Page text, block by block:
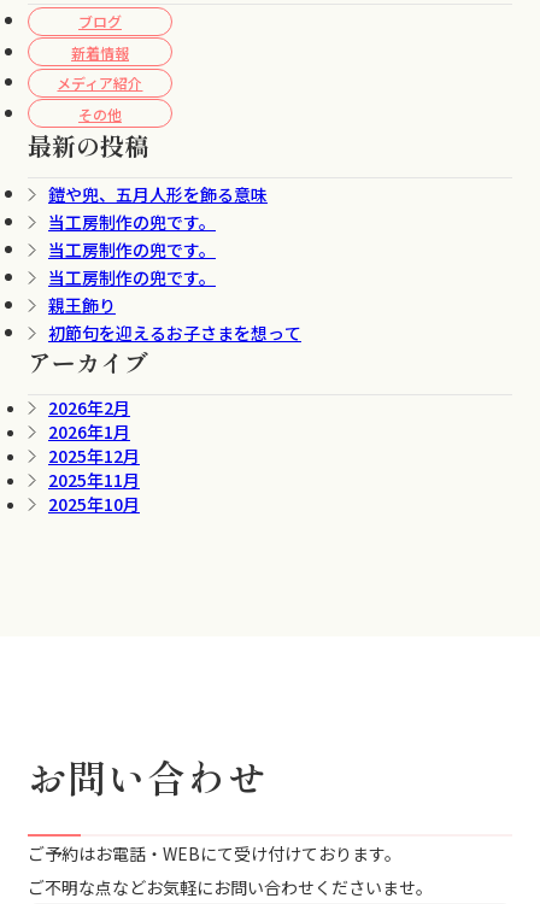
ブログ
新着情報
メディア紹介
その他
最新の投稿
鎧や兜、五月人形を飾る意味
当工房制作の兜です。
当工房制作の兜です。
当工房制作の兜です。
親王飾り
初節句を迎えるお子さまを想って
アーカイブ
2026年2月
2026年1月
2025年12月
2025年11月
2025年10月
お問い合わせ
ご予約はお電話・WEBにて受け付けております。
ご不明な点などお気軽にお問い合わせくださいませ。